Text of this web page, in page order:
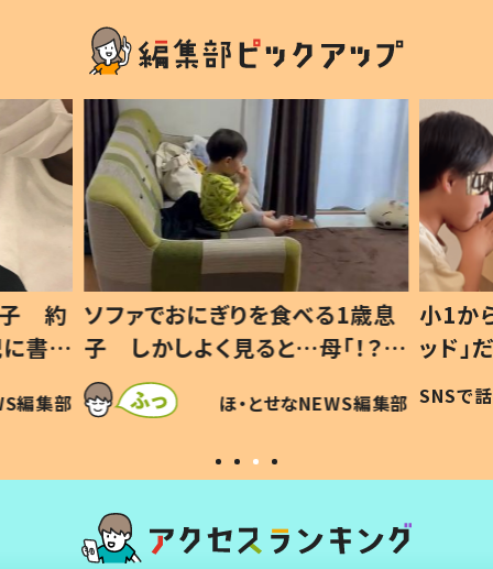
歳息
？」
編集部
小1から不登校、息子は「ギフテ
ッド」だった 父が“ウチ給食”を
作り続ける理由とは #令和の親
#令和の子
SNSで話題 ほ・とせなNEWS編集部
ひ孫
が、抱
「涙
い」